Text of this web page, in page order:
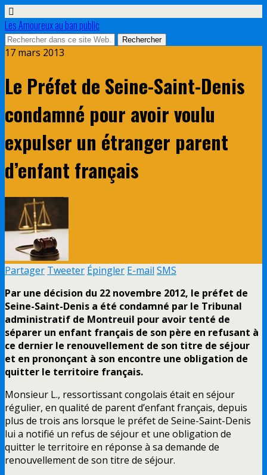
Les Amoureux au ban public
17 mars 2013
Le Préfet de Seine-Saint-Denis
condamné pour avoir voulu
expulser un étranger parent
d’enfant français
Partager Tweeter Épingler E-mail SMS
Par une décision du 22 novembre 2012, le préfet de
Seine-Saint-Denis a été condamné par le Tribunal
administratif de Montreuil pour avoir tenté de
séparer un enfant français de son père en refusant à
ce dernier le renouvellement de son titre de séjour
et en prononçant à son encontre une obligation de
quitter le territoire français.
Monsieur L., ressortissant congolais était en séjour
régulier, en qualité de parent d’enfant français, depuis
plus de trois ans lorsque le préfet de Seine-Saint-Denis
lui a notifié un refus de séjour et une obligation de
quitter le territoire en réponse à sa demande de
renouvellement de son titre de séjour.